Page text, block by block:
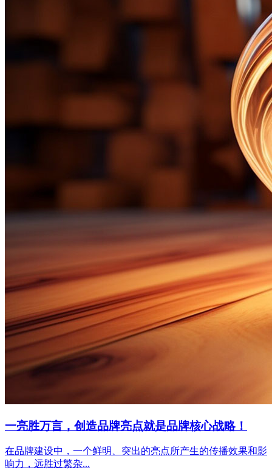
一亮胜万言，创造品牌亮点就是品牌核心战略！
在品牌建设中，一个鲜明、突出的亮点所产生的传播效果和影
响力，远胜过繁杂...